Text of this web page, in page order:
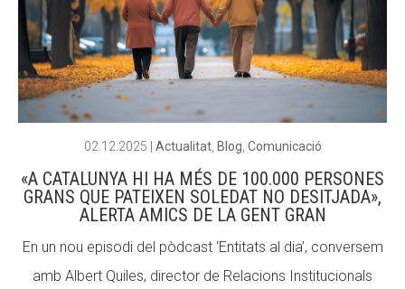
02.12.2025 Actualitat, Blog Comunicació
«A CATALUNYA HI HA MÉS DE 100.000 PERSONES
GRANS QUE PATEIXEN SOLEDAT NO DESITJADA»,
ALERTA AMICS DE LA GENT GRAN
En un nou episodi del pòdcast ‘Entitats al dia’, conversem
amb Albert Quiles, director de Relacions Institucionals